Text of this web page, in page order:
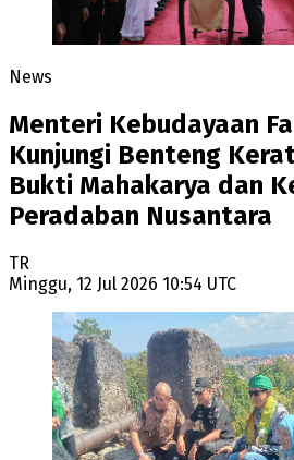
News
Menteri Kebudayaan
Kunjungi Benteng
Bukti Mahakarya dan
Peradaban Nusantara
TR
Minggu, 12 Jul 2026 10:54 UTC